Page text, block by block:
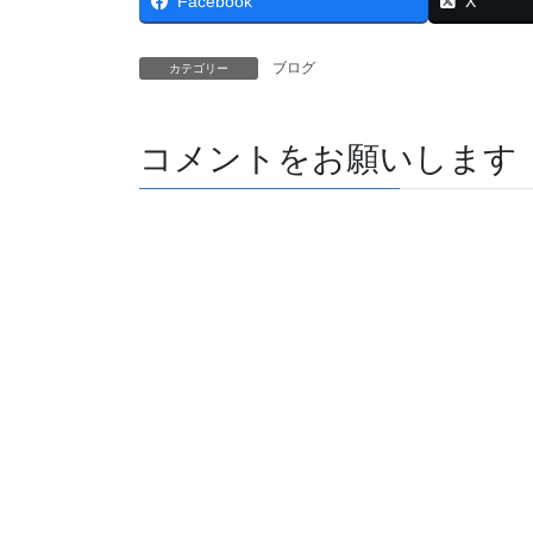
カテゴリー ブログ
コメントをお願いします